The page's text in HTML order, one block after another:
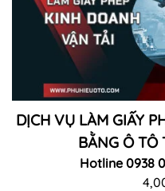
DỊCH VỤ LÀM GIẤY
BẰNG Ô TÔ
Hotline 0938